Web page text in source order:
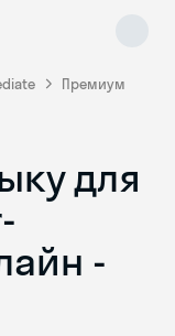
Премиум
для
-